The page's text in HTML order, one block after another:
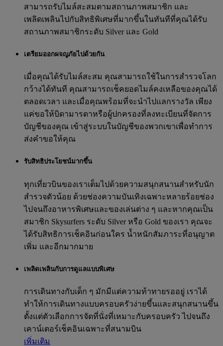
สามารถรับไมล์สะสมตามสถานภาพสมาชิก และ
เพลิดเพลินไปกับสิทธิพิเศษที่มากขึ้นในทันทีที่คุณได้รับ
สถานภาพสมาชิกระดับ Silver และ Gold
เตรียมออกผจญภัยไปด้วยกัน
เมื่อคุณได้รับไมล์สะสม คุณสามารถใช้ในการสำรวจโลก
กว้างได้ทันที คุณสามารถเช็คยอดไมล์คงเหลือของคุณได้
ตลอดเวลา และเมื่อคุณพร้อมที่จะนำไปแลกรางวัล เพียง
แค่ขอให้บิดามารดาหรือผู้ปกครองที่ลงทะเบียนที่จัดการ
บัญชีของคุณ เข้าสู่ระบบในบัญชีของพวกเขาเพื่อทำการ
ส่งคำขอให้คุณ
รับสิทธิประโยชน์มากขึ้น
ทุกเที่ยวบินของเราเต็มไปด้วยความสนุกสนานสำหรับนัก
สำรวจตัวน้อย ด้วยช่องความบันเทิงเฉพาะหลายร้อยช่อง
ไปจนถึงอาหารพิเศษและของเล่นต่าง ๆ และหากคุณเป็น
สมาชิก Skysurfers ระดับ Silver หรือ Gold ของเรา คุณจะ
ได้รับสิทธิการเช็คอินก่อนใคร น้ำหนักสัมภาระที่อนุญาต
เพิ่ม และอีกมากมาย
เพลิดเพลินกับการดูแลแบบพิเศษ
การเดินทางกับเด็ก ๆ มักมีแต่ความท้าทายรออยู่ เราได้
ทำให้การเดินทางแบบครอบครัวง่ายขึ้นและสนุกสนานขึ้น
ตั้งแต่ตัวเลือกการจัดที่นั่งที่เหมาะกับครอบครัว ไปจนถึง
เคาน์เตอร์เช็คอินเฉพาะที่สนามบิน
เพิ่มเติม